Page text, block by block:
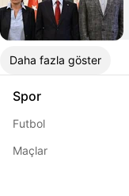
Daha fazla göster
Spor
Futbol
Maçlar